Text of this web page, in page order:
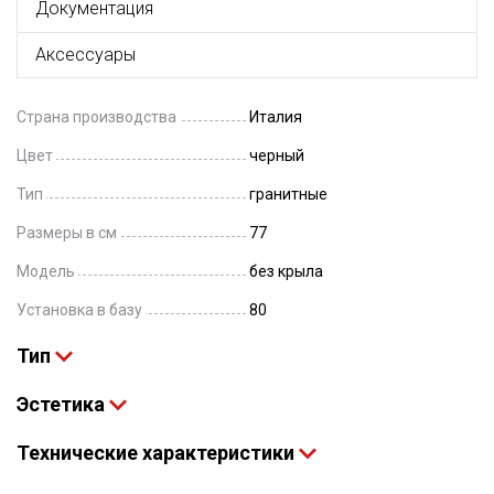
Документация
Аксессуары
Страна производства Италия
Цвет черный
Тип гранитные
Размеры в см 77
Модель без крыла
Установка в базу 80
Тип
Эстетика
Технические характеристики